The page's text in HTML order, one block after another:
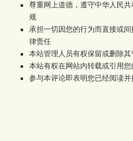
尊重网上道德，遵守中华人民
规
承担一切因您的行为而直接或
律责任
本站管理人员有权保留或删除
本站有权在网站内转载或引用您
参与本评论即表明您已经阅读并